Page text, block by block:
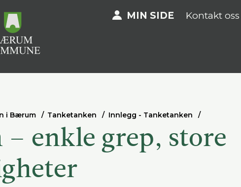
MIN SIDE Kontakt oss
i Bærum Tanketanken Innlegg - Tanketanken
enkle grep, store